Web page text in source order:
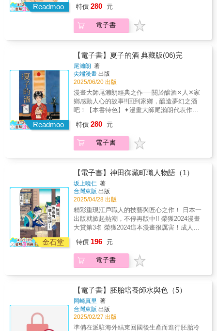
Readmoo
劇集的經典釀酒之作！✦放大開本為25K，輕鬆
提升閱讀體驗，暢遊日本酒的世界✦收錄豪華
彩頁，重現尾瀨朗老師精美繪圖✦書末收錄由
味，夏子陷入了深深的煩惱。就在此時，她得
知哥哥康男曾留下了一款名為「吟釀N」的酒。
這款酒在夏子的舌尖與心靈上，留下了無比深
刻的印象。然而，這卻引發了她與身邊人的對
立，因為沒有人能理解夏子所追求的味道與目
標。與釀酒師正面衝突，四面楚歌之中，夏子
究竟能否實現她夢寐以求的「夏子之酒」？
特價 280 元
電子書
Readmoo
【電子書】夏子的酒 典藏版(06)完
尾瀨朗 著
尖端漫畫 出版
2025/06/20 出版
漫畫大師尾瀨朗經典之作──關於釀酒✕人✕家
鄉感動人心的故事!!回到家鄉，釀造夢幻之酒
吧！【本書特色】✦漫畫大師尾瀨朗代表作，
劇集的經典釀酒之作！✦放大開本為25K，輕鬆
提升閱讀體驗，暢遊日本酒的世界✦收錄豪華
彩頁，重現尾瀨朗老師精美繪圖✦書末收錄由
是能夠滿足超越常人感官需求的酒，它正是
「夏子的酒」。在完成了兩桶的釀造工作後，
山田杜氏的體力耗盡。被指名負責第三桶酒釀
造的，是草壁。終於，「夏子的酒」誕生了。
這款酒得到了所有人的高度讚揚，但夏子並不
滿足。就在這時，最後一桶酒的濾漿完成了。
夏子的夢想與熱情終於結出了果實，這是一個
感動人心的完結篇。
特價 280 元
電子書
金石堂
【電子書】神田御藏町職人物語（1）
坂上曉仁 著
台灣東販 出版
2025/04/28 出版
精彩重現江戶職人的技藝與匠心之作！ 日本一
出版就掀起熱潮，不停再版中!! 榮獲2024漫畫
大賞第3名 榮獲2024這本漫畫很厲害！成人篇
2024年出版社漫畫責編們推薦漫畫第1名 全心
投入、專注奉獻……木桶匠、鍛刀匠、藍染
匠、榻榻米匠、泥水匠等傳統手工藝職人。作
了各領域專精技藝職人的村鎮。木桶匠記住！
木材是有生命的──專注於木材，與之共存的木
桶匠的一天。鍛刀匠一名幼童，竟被自己親手
打造的刀奪去了生命。灼熱的鍛刀場中，彷彿
迴盪著鍛刀匠無法言喻的心聲…藍染匠在友禪
特價 196 元
電子書
【電子書】胚胎培養師水與色（5）
岡崎真里 著
台灣東販 出版
2025/02/27 出版
準備在派駐海外結束回國後生產而進行胚胎冷